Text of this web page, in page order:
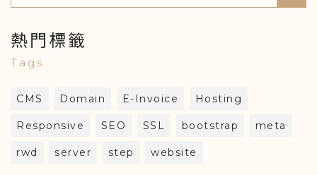
熱門標籤
Tags
CMS Domain E-Invoice Hosting
Responsive SEO SSL bootstrap meta
rwd server step website